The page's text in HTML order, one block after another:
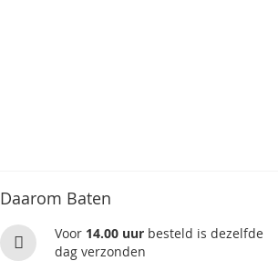
Daarom Baten
Voor 14.00 uur besteld is dezelfde
dag verzonden